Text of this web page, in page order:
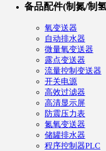
备品配件(制氮/制
氧变送器
自动排水器
微量氧变送器
露点变送器
流量控制变送器
开关电源
高效过滤器
高清显示屏
防震压力表
氮氧变送器
储罐排水器
程序控制器PLC